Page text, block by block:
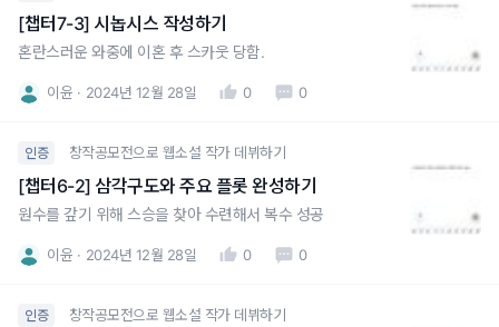
[챕터7-3] 시놉시스 작성하기
혼란스러운 와중에 이혼 후 스카웃 당함.
이윤 2024년 12월 28일 0 0
인증 창작공모전으로 웹소설 작가 데뷔하기
[챕터6-2] 삼각구도와 주요 플롯 완성하기
원수를 갚기 위해 스승을 찾아 수련해서 복수 성공
이윤 2024년 12월 28일 0 0
인증 창작공모전으로 웹소설 작가 데뷔하기